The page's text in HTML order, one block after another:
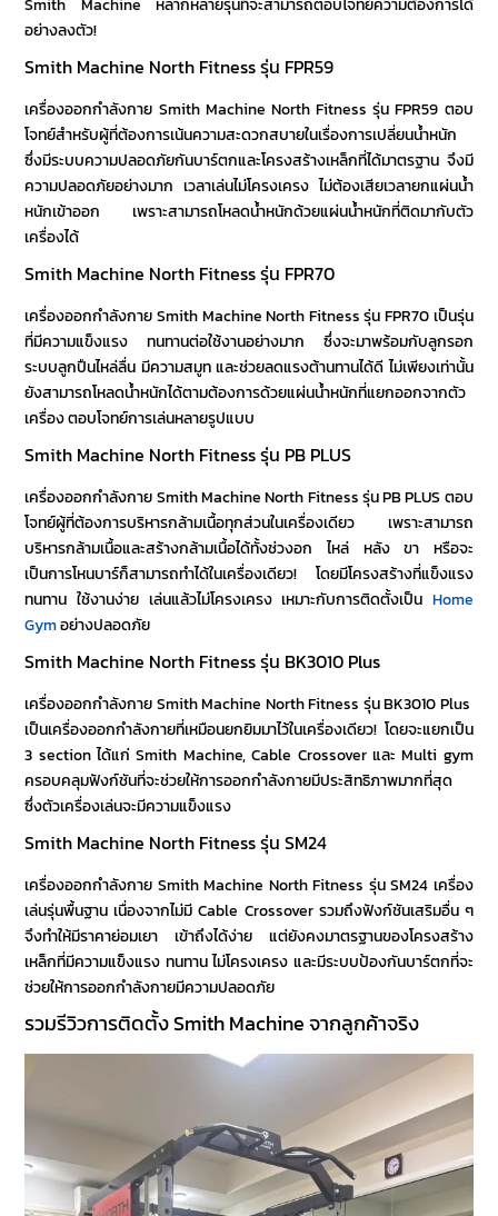
Smith Machine หลากหลายรุ่นที่จะสามารถตอบโจทย์ความต้องการได้
อย่างลงตัว!
Smith Machine North Fitness รุ่น FPR59
เครื่องออกกำลังกาย Smith Machine North Fitness รุ่น FPR59 ตอบ
โจทย์สำหรับผู้ที่ต้องการเน้นความสะดวกสบายในเรื่องการเปลี่ยนน้ำหนัก
ซึ่งมีระบบความปลอดภัยกันบาร์ตกและโครงสร้างเหล็กที่ได้มาตรฐาน จึงมี
ความปลอดภัยอย่างมาก เวลาเล่นไม่โครงเครง ไม่ต้องเสียเวลายกแผ่นน้ำ
หนักเข้าออก เพราะสามารถโหลดน้ำหนักด้วยแผ่นน้ำหนักที่ติดมากับตัว
เครื่องได้
Smith Machine North Fitness รุ่น FPR70
เครื่องออกกำลังกาย Smith Machine North Fitness รุ่น FPR70 เป็นรุ่น
ที่มีความแข็งแรง ทนทานต่อใช้งานอย่างมาก ซึ่งจะมาพร้อมกับลูกรอก
ระบบลูกปืนไหล่ลื่น มีความสมูท และช่วยลดแรงต้านทานได้ดี ไม่เพียงเท่านั้น
ยังสามารถโหลดน้ำหนักได้ตามต้องการด้วยแผ่นน้ำหนักที่แยกออกจากตัว
เครื่อง ตอบโจทย์การเล่นหลายรูปแบบ
Smith Machine North Fitness รุ่น PB PLUS
เครื่องออกกำลังกาย Smith Machine North Fitness รุ่น PB PLUS ตอบ
โจทย์ผู้ที่ต้องการบริหารกล้ามเนื้อทุกส่วนในเครื่องเดียว เพราะสามารถ
บริหารกล้ามเนื้อและสร้างกล้ามเนื้อได้ทั้งช่วงอก ไหล่ หลัง ขา หรือจะ
เป็นการโหนบาร์ก็สามารถทำได้ในเครื่องเดียว! โดยมีโครงสร้างที่แข็งแรง
ทนทาน ใช้งานง่าย เล่นแล้วไม่โครงเครง เหมาะกับการติดตั้งเป็น Home
Gymอย่างปลอดภัย
Smith Machine North Fitness รุ่น BK3010 Plus
เครื่องออกกำลังกาย Smith Machine North Fitness รุ่น BK3010 Plus
เป็นเครื่องออกกำลังกายที่เหมือนยกยิมมาไว้ในเครื่องเดียว! โดยจะแยกเป็น
3 section ได้แก่ Smith Machine, Cable Crossover และ Multi gym
ครอบคลุมฟังก์ชันที่จะช่วยให้การออกกำลังกายมีประสิทธิภาพมากที่สุด
ซึ่งตัวเครื่องเล่นจะมีความแข็งแรง
Smith Machine North Fitness รุ่น SM24
เครื่องออกกำลังกาย Smith Machine North Fitness รุ่น SM24 เครื่อง
เล่นรุ่นพื้นฐาน เนื่องจากไม่มี Cable Crossover รวมถึงฟังก์ชันเสริมอื่น ๆ
จึงทำให้มีราคาย่อมเยา เข้าถึงได้ง่าย แต่ยังคงมาตรฐานของโครงสร้าง
เหล็กที่มีความแข็งแรง ทนทาน ไม่โครงเครง และมีระบบป้องกันบาร์ตกที่จะ
ช่วยให้การออกกำลังกายมีความปลอดภัย
รวมรีวิวการติดตั้งSmith Machineจากลูกค้าจริง